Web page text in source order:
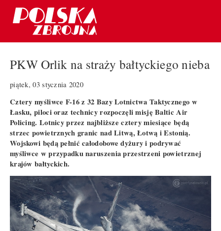
PKW Orlik na straży bałtyckiego nieba
piątek, 03 stycznia 2020
Cztery myśliwce F-16 z 32 Bazy Lotnictwa Taktycznego w
Łasku, piloci oraz technicy rozpoczęli misję Baltic Air
Policing. Lotnicy przez najbliższe cztery miesiące będą
strzec powietrznych granic nad Litwą, Łotwą i Estonią.
Wojskowi będą pełnić całodobowe dyżury i podrywać
myśliwce w przypadku naruszenia przestrzeni powietrznej
krajów bałtyckich.